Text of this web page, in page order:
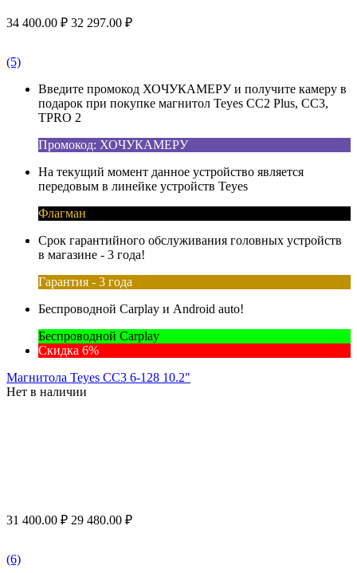
34 400.00 ₽ 32 297.00 ₽
(5)
Введите промокод ХОЧУКАМЕРУ и получите камеру в
подарок при покупке магнитол Teyes CC2 Plus, CC3,
TPRO 2
Промокод: ХОЧУКАМЕРУ
На текущий момент данное устройство является
передовым в линейке устройств Teyes
Флагман
Срок гарантийного обслуживания головных устройств
в магазине - 3 года!
Гарантия - 3 года
Беспроводной Carplay и Android auto!
Беспроводной Carplay
Скидка 6%
Магнитола Teyes CC3 6-128 10.2"
Нет в наличии
31 400.00 ₽ 29 480.00 ₽
(6)